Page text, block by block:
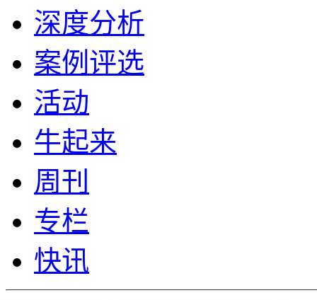
深度分析
案例评选
活动
牛起来
周刊
专栏
快讯